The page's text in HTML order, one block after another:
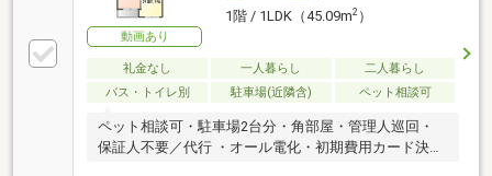
動画あり
1階 / 1LDK（45.09m2）
礼金なし 一人暮らし
二人暮らし
バス・トイレ別
駐車場(近隣含) ペット相談可
ペット相談可・駐車場2台分・角部屋・管理人巡回・
保証人不要／代行 ・オール電化・初期費用カード決済